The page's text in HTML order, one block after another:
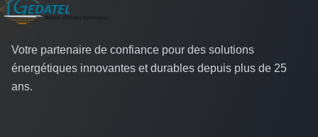
Votre partenaire de confiance pour des solutions
énergétiques innovantes et durables depuis plus de 25
ans.